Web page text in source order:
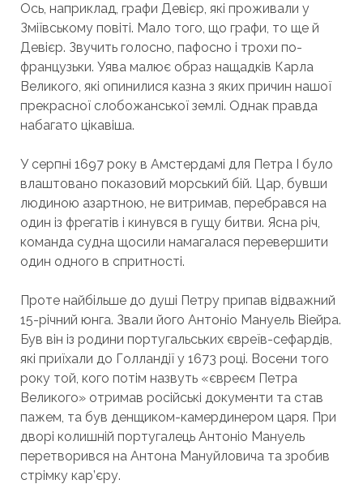
Ось, наприклад, графи Девієр, які проживали у
Зміївському повіті. Мало того, що графи, то ще й
Девієр. Звучить голосно, пафосно і трохи по-
французьки. Уява малює образ нащадків Карла
Великого, які опинилися казна з яких причин нашої
прекрасної слобожанської землі. Однак правда
набагато цікавіша.
У серпні 1697 року в Амстердамі для Петра I було
влаштовано показовий морський бій. Цар, бувши
людиною азартною, не витримав, перебрався на
один із фрегатів і кинувся в гущу битви. Ясна річ,
команда судна щосили намагалася перевершити
один одного в спритності.
Проте найбільше до душі Петру припав відважний
15-річний юнга. Звали його Антоніо Мануель Віейра.
Був він із родини португальських євреїв-сефардів,
які приїхали до Голландії у 1673 році. Восени того
року той, кого потім назвуть «євреєм Петра
Великого» отримав російські документи та став
пажем, та був денщиком-камердинером царя. При
дворі колишній португалець Антоніо Мануель
перетворився на Антона Мануйловича та зробив
стрімку кар’єру.